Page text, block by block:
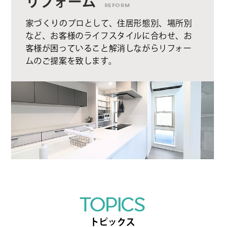
REFORM
家づくりのプロとして、住居形態別、場所別
など、お客様のライフスタイルに合わせ、お
客様が困っていること解消しながらリフォー
ムのご提案を致します。
TOPICS
トピックス